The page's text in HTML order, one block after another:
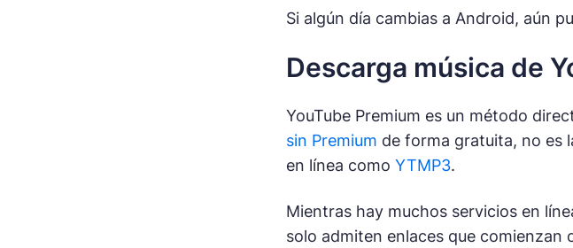
Si algún día cambias a Android, aún
Descarga música de
YouTube Premium es un método
sin Premium de forma gratuita, no es
en línea como YTMP3.
Mientras hay muchos servicios en
solo admiten enlaces que comienzan